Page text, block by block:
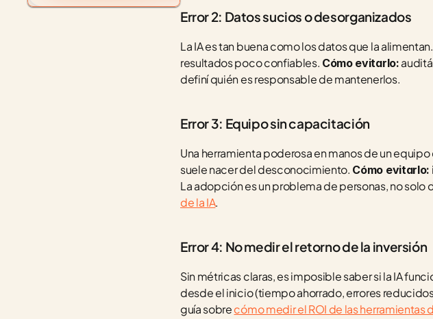
Error 2: Datos sucios o desorganizados
La IA es tan buena como los datos que la
resultados poco confiables. Cómo evitarlo:
definí quién es responsable de mantenerlos.
Error 3: Equipo sin capacitación
Una herramienta poderosa en manos de un
suele nacer del desconocimiento. Cómo evitarlo:
La adopción es un problema de personas, no
de la IA.
Error 4: No medir el retorno de la inversión
Sin métricas claras, es imposible saber si la IA
desde el inicio (tiempo ahorrado, errores
guía sobre cómo medir el ROI de las herramientas